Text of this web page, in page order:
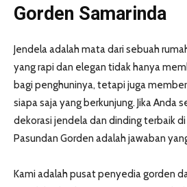
Gorden Samarinda
Jendela adalah mata dari sebuah
yang rapi dan elegan tidak hanya
bagi penghuninya, tetapi juga
siapa saja yang berkunjung. Jika Anda
dekorasi jendela dan dinding terbaik
Pasundan Gorden adalah jawaban
Kami adalah pusat penyedia gorden